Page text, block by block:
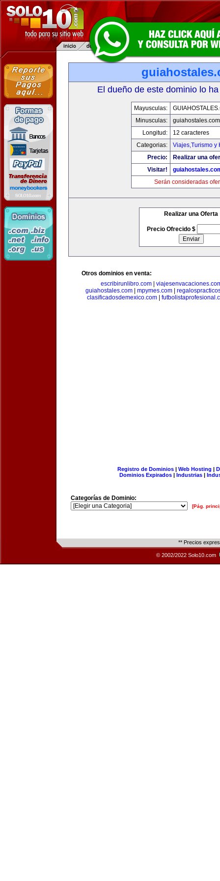
El dueño de este dominio lo
Mayusculas:
Minusculas:
guiahostales.com
Longitud:
12 caracteres
Categorias:
Viajes,Turismo y
Precio:
Realizar una
Visitar!
Serán consideradas
Realizar una Oferta
Precio Ofrecido $
Otros dominios en venta:
escribirunlibro.com
guiahostales.com| mpymes.com|
clasificadosdemexico.com|
Registro de Dominios| Web Hosting |
Dominios Expirados | Industrias |
Categorías de Dominio:
[Pág.
** Precios
© 2002/2022 Solo10.com